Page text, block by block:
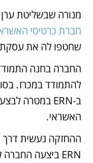
מנורה שבשליטת ערן
חברת כרטיסי
שחטפו לה את
האשראי.
ההחזקה נעשית דרך
ERN ביצעה החברה לפני 8 שנים לפי שווי 250 מיליון שקל.